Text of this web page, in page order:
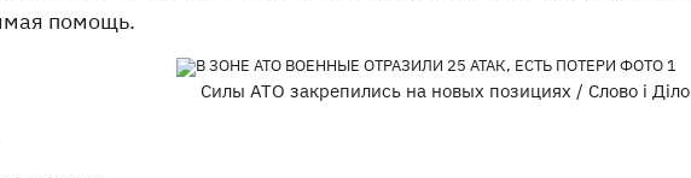
помощь.
Силы АТО закрепились на новых позициях / Слово і Діло